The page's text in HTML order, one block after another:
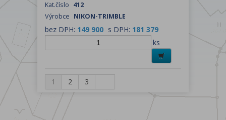
Kat.číslo 412
Výrobce NIKON-TRIMBLE
bez DPH: 149 900 s DPH: 181 379
ks
1 2 3